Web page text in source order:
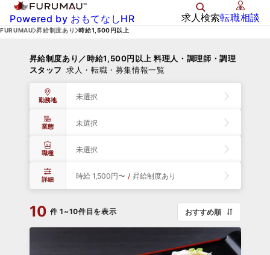
Powered by おもてなしHR 求人検索転職相談
FURUMAU 昇給制度あり 時給1,500円以上
昇給制度あり／時給1,500円以上 料理人・調理師・調理
スタッフ 求人・転職・募集情報一覧
勤務地 未選択
業態 未選択
職種 未選択
詳細 時給 1,500円〜 / 昇給制度あり
10 件 1~10件目を表示 おすすめ順